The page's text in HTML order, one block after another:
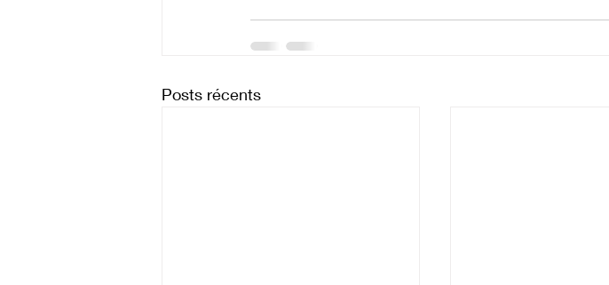
Posts récents